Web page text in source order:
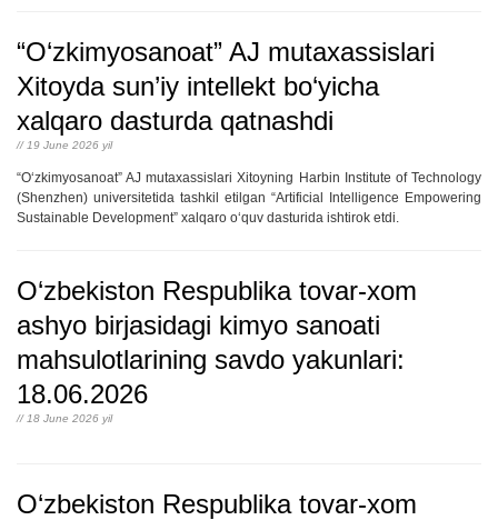
“O‘zkimyosanoat” AJ mutaxassislari
Xitoyda sun’iy intellekt bo‘yicha
xalqaro dasturda qatnashdi
// 19 June 2026 yil
“O‘zkimyosanoat” AJ mutaxassislari Xitoyning Harbin Institute of Technology
(Shenzhen) universitetida tashkil etilgan “Artificial Intelligence Empowering
Sustainable Development” xalqaro o‘quv dasturida ishtirok etdi.
O‘zbekiston Respublika tovar-xom
ashyo birjasidagi kimyo sanoati
mahsulotlarining savdo yakunlari:
18.06.2026
// 18 June 2026 yil
O‘zbekiston Respublika tovar-xom